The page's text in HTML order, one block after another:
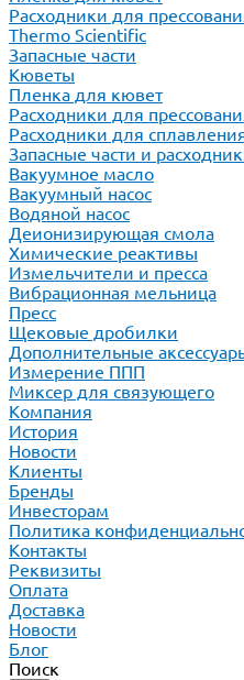
Расходники для
Thermo Scientific
Запасные части
Кюветы
Пленка для кювет
Расходники для
Расходники для
Запасные части и
Вакуумное масло
Вакуумный насос
Водяной насос
Деионизирующая смола
Химические реактивы
Измельчители и пресса
Вибрационная мельница
Пресс
Щековые дробилки
Дополнительные
Измерение ППП
Миксер для связующего
Компания
История
Новости
Клиенты
Бренды
Инвесторам
Политика
Контакты
Реквизиты
Оплата
Доставка
Новости
Блог
Поиск